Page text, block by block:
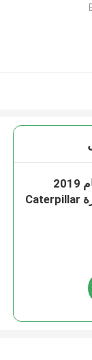
الحفرة المستخدمة لعام 2019